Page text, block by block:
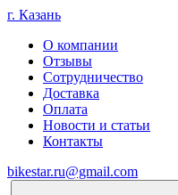
г. Казань
О компании
Отзывы
Сотрудничество
Доставка
Оплата
Новости и статьи
Контакты
bikestar.ru@gmail.com